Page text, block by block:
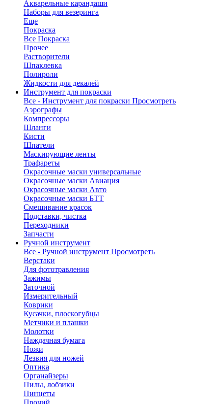
Акварельные карандаши
Наборы для везеринга
Еще
Покраска
Все Покраска
Прочее
Растворители
Шпаклевка
Полироли
Жидкости для декалей
Инструмент для покраски
Все - Инструмент для покраски Просмотреть
Аэрографы
Компрессоры
Шланги
Кисти
Шпатели
Маскирующие ленты
Трафареты
Окрасочные маски универсальные
Окрасочные маски Авиация
Окрасочные маски Авто
Окрасочные маски БТТ
Смешивание красок
Подставки, чистка
Переходники
Запчасти
Ручной инструмент
Все - Ручной инструмент Просмотреть
Верстаки
Для фототравления
Зажимы
Заточной
Измерительный
Коврики
Кусачки, плоскогубцы
Метчики и плашки
Молотки
Наждачная бумага
Ножи
Лезвия для ножей
Оптика
Органайзеры
Пилы, лобзики
Пинцеты
Прочий